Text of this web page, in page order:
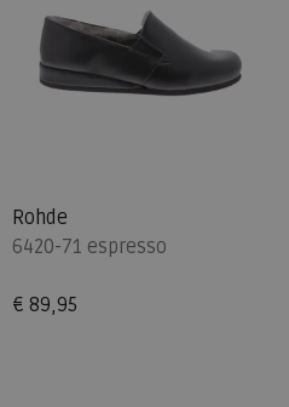
Rohde
6420-71 espresso
€ 89,95